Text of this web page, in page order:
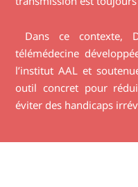
Dans ce contexte,
télémédecine
l’institut AAL et
outil concret pour
éviter des handicaps